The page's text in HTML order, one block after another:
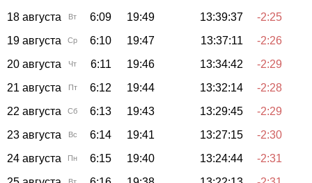
18 августа
Вт 6:09 19:49 13:39:37
-2:25
19 августа
Ср 6:10 19:47 13:37:11
-2:26
20 августа
Чт 6:11 19:46 13:34:42
-2:29
21 августа
Пт 6:12 19:44 13:32:14
-2:28
22 августа
Сб 6:13 19:43 13:29:45
-2:29
23 августа
Вс 6:14 19:41 13:27:15
-2:30
24 августа
Пн 6:15 19:40 13:24:44
-2:31
Вт